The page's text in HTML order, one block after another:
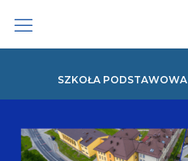
content
SZKOŁA